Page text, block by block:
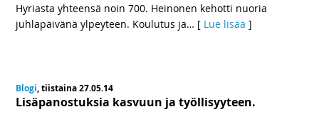
Hyriasta yhteensä noin 700. Heinonen kehotti nuoria
juhlapäivänä ylpeyteen. Koulutus ja… [ Lue lisää ]
Blogi, tiistaina 27.05.14
Lisäpanostuksia kasvuun ja työllisyyteen.